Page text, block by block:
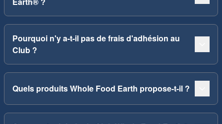
Pourquoi n'y a-t-il pas de frais d'adhésion au
Club ?
Quels produits Whole Food Earth propose-t-il ?